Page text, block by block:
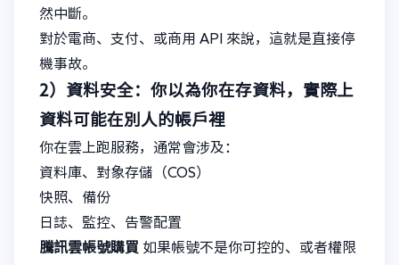
然中斷。
對於電商、支付、或商用 API 來說，這就是直接停
機事故。
2）資料安全：你以為你在存資料，實際上
資料可能在別人的帳戶裡
你在雲上跑服務，通常會涉及：
資料庫、對象存儲（COS）
快照、備份
日誌、監控、告警配置
騰訊雲帳號購買 如果帳號不是你可控的、或者權限